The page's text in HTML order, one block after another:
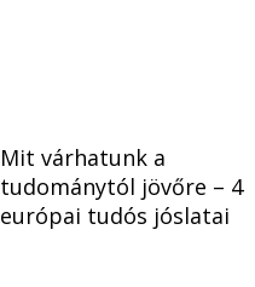
Mit várhatunk a
tudománytól jövőre – 4
európai tudós jóslatai